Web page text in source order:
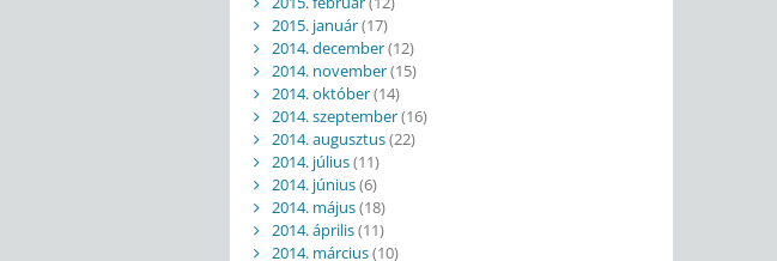
2015. január(17)
2014. december(12)
2014. november(15)
2014. október(14)
2014. szeptember(16)
2014. augusztus(22)
2014. július(11)
2014. június(6)
2014. május(18)
2014. április(11)
2014. március(10)